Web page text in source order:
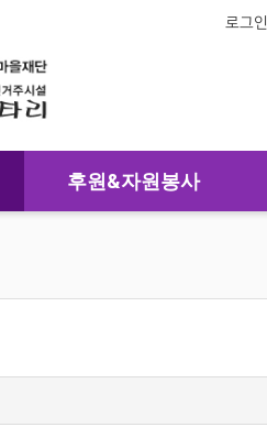
로그인
후원&자원봉사